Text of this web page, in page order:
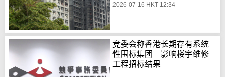
2026-07-16 HKT 12:34
竞委会称香港长期存有系统
性围标集团 影响楼宇维修
工程招标结果